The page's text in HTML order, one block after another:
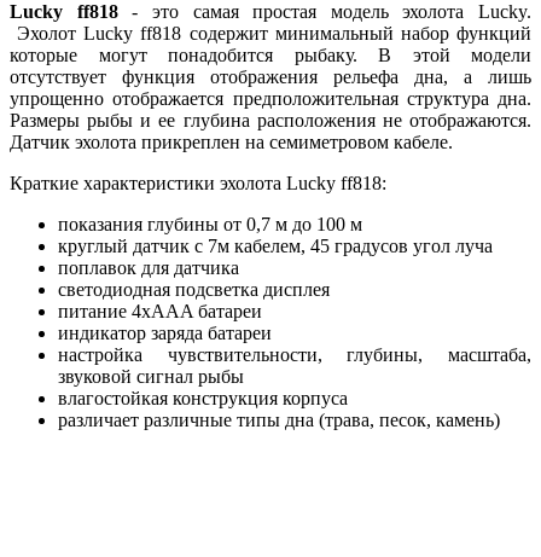
Lucky ff818- это самая простая модель эхолота Lucky.
Эхолот Lucky ff818 содержит минимальный набор функций
которые могут понадобится рыбаку. В этой модели
отсутствует функция отображения рельефа дна, а лишь
упрощенно отображается предположительная структура дна.
Размеры рыбы и ее глубина расположения не отображаются.
Датчик эхолота прикреплен на семиметровом кабеле.
Краткие характеристики эхолота Lucky ff818:
показания глубины от 0,7 м до 100 м
круглый датчик с 7м кабелем, 45 градусов угол луча
поплавок для датчика
светодиодная подсветка дисплея
питание 4xAAA батареи
индикатор заряда батареи
настройка чувствительности, глубины, масштаба,
звуковой сигнал рыбы
влагостойкая конструкция корпуса
различает различные типы дна (трава, песок, камень)